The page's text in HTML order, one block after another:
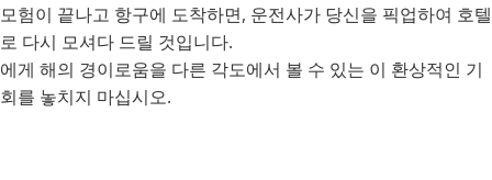
모험이 끝나고 항구에 도착하면, 운전사가 당신을 픽업하여 호텔
로 다시 모셔다 드릴 것입니다.
에게 해의 경이로움을 다른 각도에서 볼 수 있는 이 환상적인 기
회를 놓치지 마십시오.